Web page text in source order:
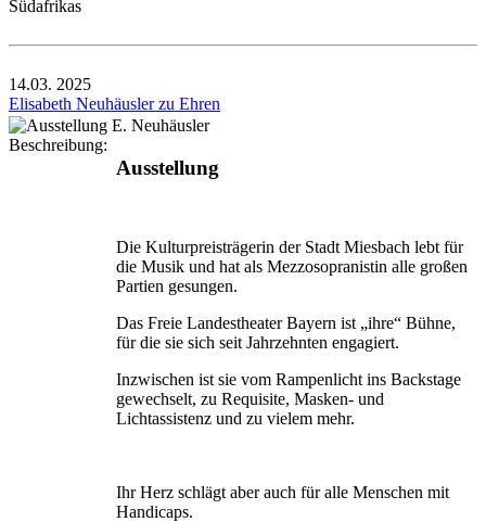
Südafrikas
14.03. 2025
Elisabeth Neuhäusler zu Ehren
Beschreibung:
Ausstellung
Die Kulturpreisträgerin der Stadt Miesbach lebt für
die Musik und hat als Mezzosopranistin alle großen
Partien gesungen.
Das Freie Landestheater Bayern ist „ihre“ Bühne,
für die sie sich seit Jahrzehnten engagiert.
Inzwischen ist sie vom Rampenlicht ins Backstage
gewechselt, zu Requisite, Masken- und
Lichtassistenz und zu vielem mehr.
Ihr Herz schlägt aber auch für alle Menschen mit
Handi­caps.